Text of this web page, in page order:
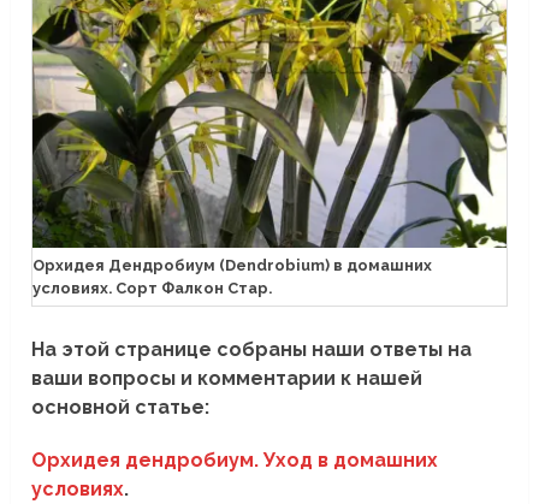
Орхидея Дендробиум (Dendrobium) в домашних
условиях. Сорт Фалкон Стар.
На этой странице собраны наши ответы на
ваши вопросы и комментарии к нашей
основной статье:
Орхидея дендробиум. Уход в домашних
условиях.